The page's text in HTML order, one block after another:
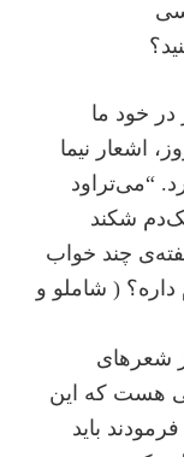
در خود ما
اشعار نیما
“می‌تراود
شکند
چند خواب
( شاملو و
شعرهای
هست که این
باید